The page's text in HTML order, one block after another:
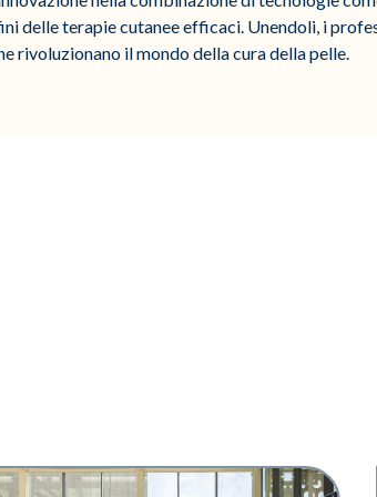
delle terapie cutanee efficaci. Unendoli, i
il mondo della cura della pelle.